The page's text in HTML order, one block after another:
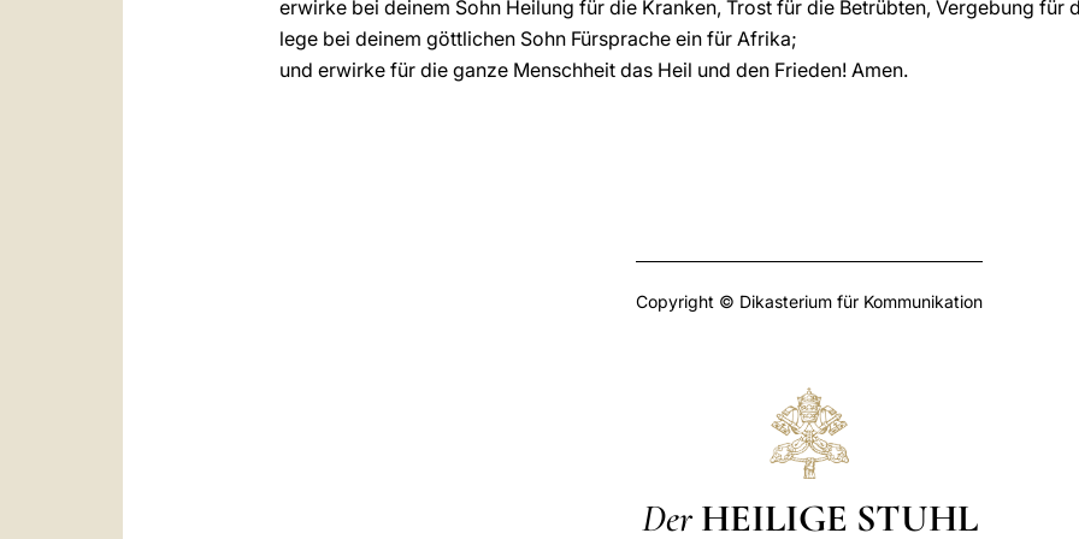
erwirke bei deinem Sohn Heilung für die Kranken, Trost für die Betrübten, Vergebung für
lege bei deinem göttlichen Sohn Fürsprache ein für Afrika;
und erwirke für die ganze Menschheit das Heil und den Frieden! Amen.
Copyright © Dikasterium für Kommunikation
Der HEILIGE STUHL